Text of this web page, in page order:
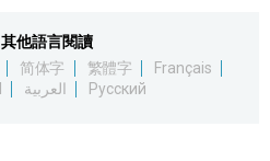
其他語言閱讀
简体字 繁體字
Français
العربية Русский